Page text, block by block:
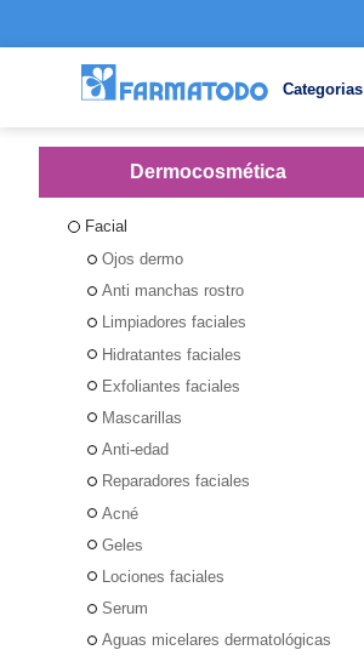
Categorias
Dermocosmética
Facial
Ojos dermo
Anti manchas rostro
Limpiadores faciales
Hidratantes faciales
Exfoliantes faciales
Mascarillas
Anti-edad
Reparadores faciales
Acné
Geles
Lociones faciales
Serum
Aguas micelares dermatológicas